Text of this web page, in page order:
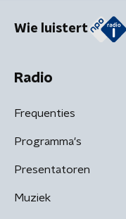
Wie luistert
Radio
Frequenties
Programma's
Presentatoren
Muziek